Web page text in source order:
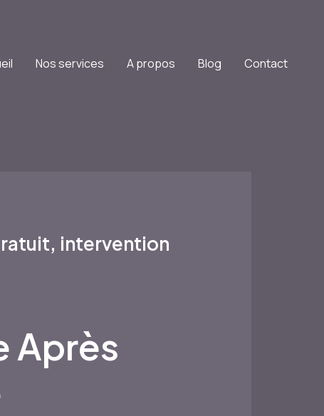
Nos services A propos Blog Contact
intervention
Après